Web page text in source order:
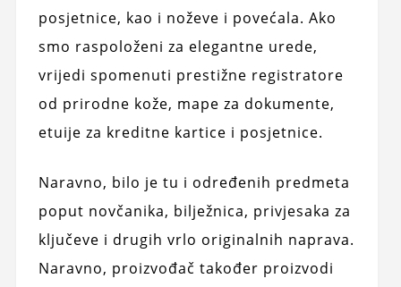
posjetnice, kao i noževe i povećala. Ako
smo raspoloženi za elegantne urede,
vrijedi spomenuti prestižne registratore
od prirodne kože, mape za dokumente,
etuije za kreditne kartice i posjetnice.
Naravno, bilo je tu i određenih predmeta
poput novčanika, bilježnica, privjesaka za
ključeve i drugih vrlo originalnih naprava.
Naravno, proizvođač također proizvodi